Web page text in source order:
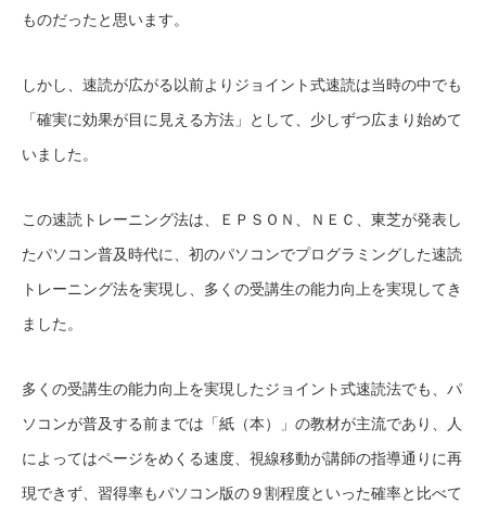
ものだったと思います。
しかし、速読が広がる以前よりジョイント式速読は当時の中でも
「確実に効果が目に見える方法」として、少しずつ広まり始めて
いました。
この速読トレーニング法は、ＥＰＳＯＮ、ＮＥＣ、東芝が発表し
たパソコン普及時代に、初のパソコンでプログラミングした速読
トレーニング法を実現し、多くの受講生の能力向上を実現してき
ました。
多くの受講生の能力向上を実現したジョイント式速読法でも、パ
ソコンが普及する前までは「紙（本）」の教材が主流であり、人
によってはページをめくる速度、視線移動が講師の指導通りに再
現できず、習得率もパソコン版の９割程度といった確率と比べて